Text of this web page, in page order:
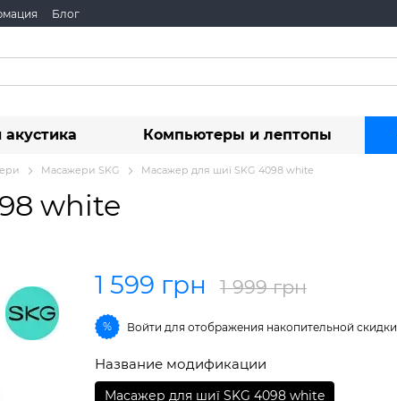
Блог
Компьютеры и лептопы
Масажери SKG Масажер для шиї SKG 4098 white
white
1 599 грн 1 999 грн
% Войти для отображения накопительной скидки
Название модификации
Масажер для шиї SKG 4098 white